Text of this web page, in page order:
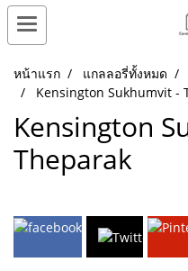
หน้าแรก แกลลอรี่ทั้งหมด
Kensington Sukhumvit -
Kensington
Theparak